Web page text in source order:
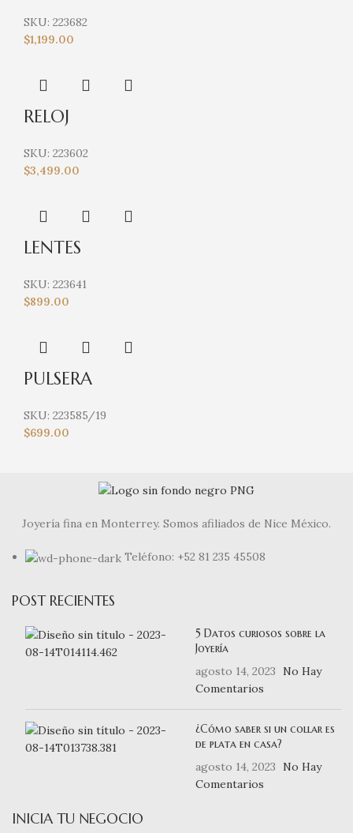
SKU: 223682
$1,199.00
RELOJ
SKU: 223602
$3,499.00
LENTES
SKU: 223641
$899.00
PULSERA
SKU: 223585/19
$699.00
Joyería fina en Monterrey. Somos afiliados de Nice México.
Teléfono: +52 81 235 45508
POST RECIENTES
5 Datos curiosos sobre la
Joyería
agosto 14, 2023
No Hay
Comentarios
¿Cómo saber si un collar es
de plata en casa?
agosto 14, 2023
No Hay
Comentarios
INICIA TU NEGOCIO